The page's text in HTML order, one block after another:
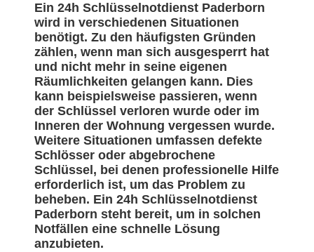
Ein 24h Schlüsselnotdienst Paderborn
wird in verschiedenen Situationen
benötigt. Zu den häufigsten Gründen
zählen, wenn man sich ausgesperrt hat
und nicht mehr in seine eigenen
Räumlichkeiten gelangen kann. Dies
kann beispielsweise passieren, wenn
der Schlüssel verloren wurde oder im
Inneren der Wohnung vergessen wurde.
Weitere Situationen umfassen defekte
Schlösser oder abgebrochene
Schlüssel, bei denen professionelle Hilfe
erforderlich ist, um das Problem zu
beheben. Ein 24h Schlüsselnotdienst
Paderborn steht bereit, um in solchen
Notfällen eine schnelle Lösung
anzubieten.